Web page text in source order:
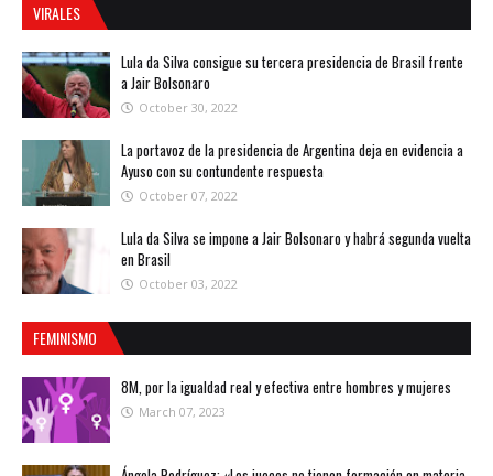
VIRALES
Lula da Silva consigue su tercera presidencia de Brasil frente
a Jair Bolsonaro
October 30, 2022
La portavoz de la presidencia de Argentina deja en evidencia a
Ayuso con su contundente respuesta
October 07, 2022
Lula da Silva se impone a Jair Bolsonaro y habrá segunda vuelta
en Brasil
October 03, 2022
FEMINISMO
8M, por la igualdad real y efectiva entre hombres y mujeres
March 07, 2023